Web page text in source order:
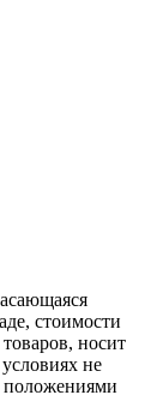
стоимости
носит
не
положениями